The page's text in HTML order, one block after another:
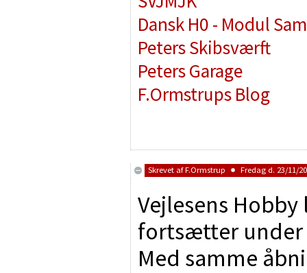
Dansk H0 - Modul
Peters Skibsværft
Peters Garage
F.Ormstrups Blog
Skrevet afF.Ormstrup Fredag d. 23/11/
Vejlesens
fortsætter under
Med samme